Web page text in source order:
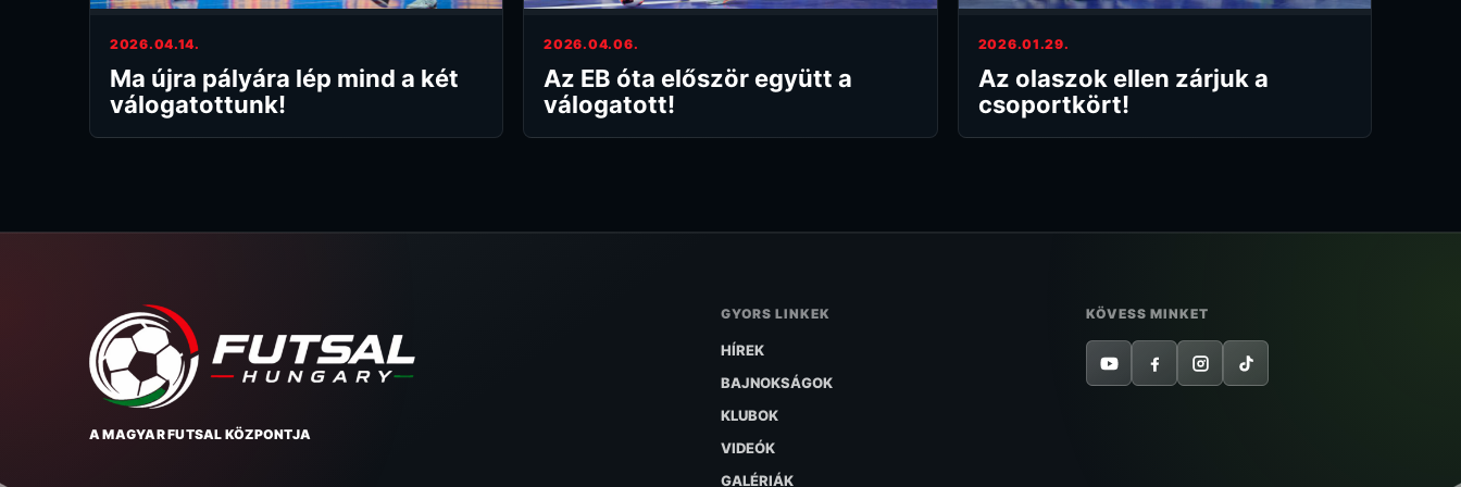
2026.04.14.
Ma újra pályára lép mind a két
válogatottunk!
2026.04.06.
Az EB óta először együtt a
válogatott!
2026.01.29.
Az olaszok ellen zárjuk a
csoportkört!
A MAGYAR FUTSAL KÖZPONTJA
GYORS LINKEK
HÍREK
BAJNOKSÁGOK
KLUBOK
VIDEÓK
GALÉRIÁK
KÖVESS MINKET